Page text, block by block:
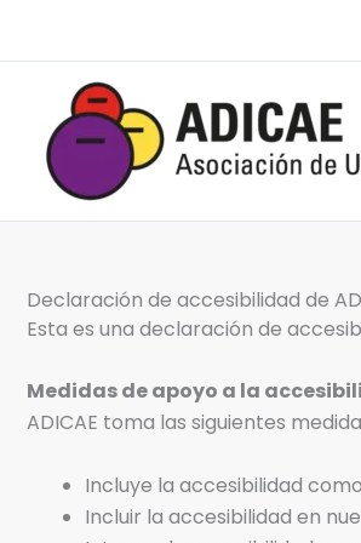
contenido
Declaración de accesibilidad de
Esta es una declaración de
Medidas de apoyo a la
ADICAE toma las siguientes
Incluye la accesibilidad
Incluir la accesibilidad en